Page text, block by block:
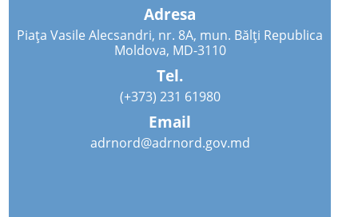
Adresa
Piața Vasile Alecsandri, nr. 8A, mun. Bălți Republica
Moldova, MD-3110
Tel.
(+373) 231 61980
Email
adrnord@adrnord.gov.md